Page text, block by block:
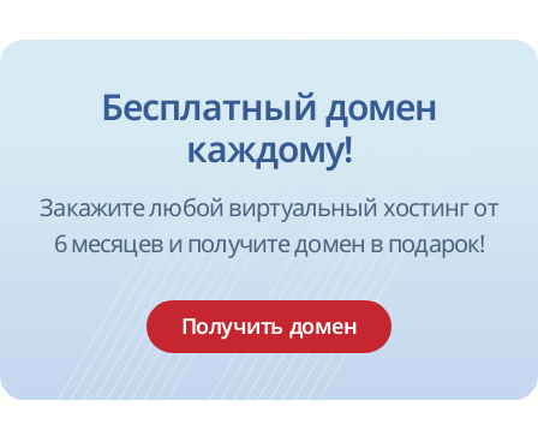
Бесплатный домен
каждому!
Закажите любой виртуальный хостинг от
6 месяцев и получите домен в подарок!
Получить домен